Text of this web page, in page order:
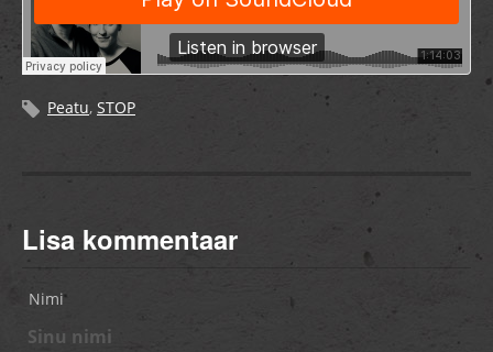
Peatu, STOP
Lisa kommentaar
Nimi